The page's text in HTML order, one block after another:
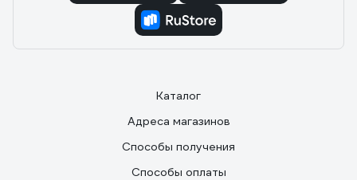
Каталог
Адреса магазинов
Способы получения
Способы оплаты